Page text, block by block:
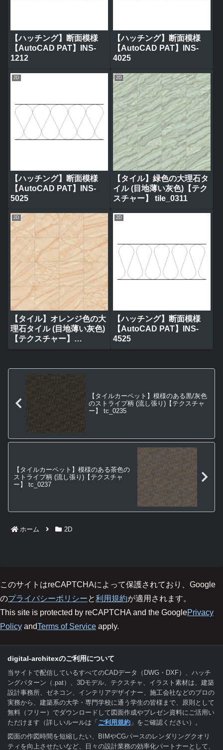
【ハッチング】断面模様
【AutoCAD PAT】INS-
1212
【ハッチング】断面模様
【AutoCAD PAT】INS-
4025
2D
【ハッチング】断面模様
【AutoCAD PAT】INS-
5025
2D
【タイル】緑色の大理石タ
イル (目地薄い灰色)【テク
スチャー】 tile_0311
2D
【タイル】オレンジ色の大
理石タイル (目地薄い灰色)
【テクスチャー】
tile_0317
2D
【ハッチング】断面模様
【AutoCAD PAT】INS-
4525
【タイルカーペット】模様のある黒/灰色
のストライプ柄 (流し張り)【テクスチャ
ー】 tc_0235
【タイルカーペット】模様のある茶色の
ストライプ柄 (流し張り)【テクスチャ
ー】 tc_0237
ホーム 2D
このサイトはreCAPTCHAによって保護されており、Google
のプライバシーポリシーと利用規約が適用されます。
This site is protected by reCAPTCHA and the GooglePrivacy
Policy andTerms of Service apply.
digital-architexのご利用について
当サイトで配信しているすべてのCADデータ（DWG・DXF）、ハッチ
ングパターン（.pat）、3Dモデル、テクスチャ、イラスト素材は、建築
設計事務所、ゼネコン、インテリアデザイナー、施工会社などのプロの
実務から、建築系の大学・専門学校に通う学生の皆様まで、原則として
無料（フリー）でダウンロードして図面作成やプレゼン資料にご活用い
ただけます（詳しいルールは「ご利用規約 」をご確認ください）。
図面の作図時間を短縮したい、BIMやCGパースのレンダリングクオリ
ティを向上させたいなど、日々の設計業務の効率化パートナーとして、